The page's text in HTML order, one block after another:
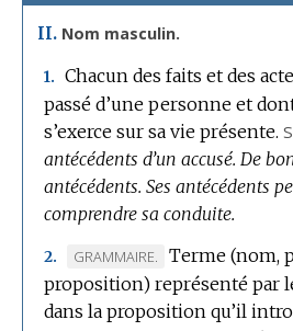
II. Nom masculin.
1. Chacun des faits et des
passé d’une personne et
s’exerce sur sa vie présente.
antécédents d’un accusé. De
antécédents. Ses antécédents
comprendre sa conduite.
2.
MARQUE
DE
DOMAINE
GRAMMAIRE.
Terme (nom,
proposition) représenté par
dans la proposition qu’il